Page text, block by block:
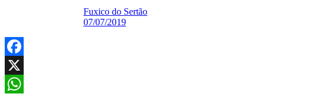
Fuxico do Sertão
07/07/2019
Facebook
X